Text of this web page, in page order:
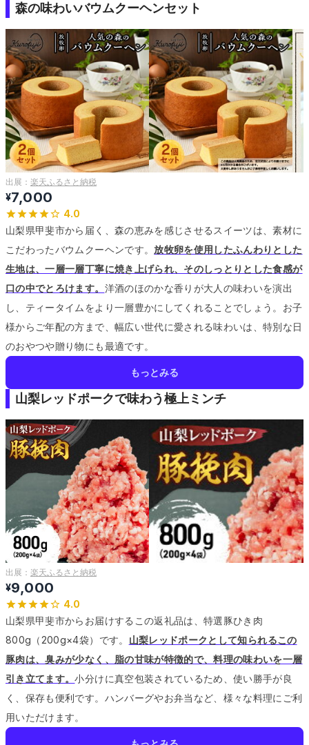
森の味わいバウムクーヘンセット
出展： 楽天ふるさと納税
¥7,000
4.0
山梨県甲斐市から届く、森の恵みを感じさせるスイーツは、素材に
こだわったバウムクーヘンです。放牧卵を使用したふんわりとした
生地は、一層一層丁寧に焼き上げられ、そのしっとりとした食感が
口の中でとろけます。 洋酒のほのかな香りが大人の味わいを演出
し、ティータイムをより一層豊かにしてくれることでしょう。 お子
様からご年配の方まで、幅広い世代に愛される味わいは、特別な日
のおやつや贈り物にも最適です。
もっとみる
山梨レッドポークで味わう極上ミンチ
出展： 楽天ふるさと納税
¥9,000
4.0
山梨県甲斐市からお届けするこの返礼品は、特選豚ひき肉
800g（200g×4袋）です。 山梨レッドポークとして知られるこの
豚肉は、臭みが少なく、脂の甘味が特徴的で、料理の味わいを一層
引き立てます。小分けに真空包装されているため、使い勝手が良
く、保存も便利です。 ハンバーグやお弁当など、様々な料理にご利
用いただけます。